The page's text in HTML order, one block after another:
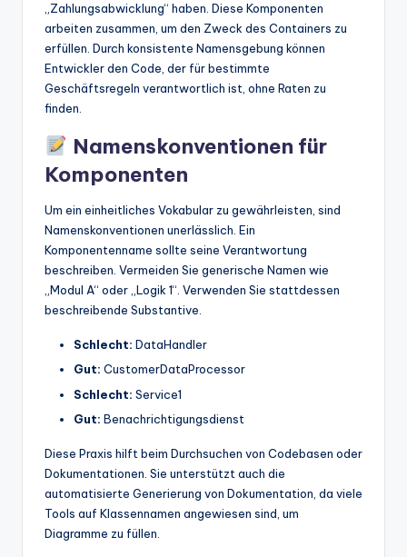
„Zahlungsabwicklung“ haben. Diese Komponenten
arbeiten zusammen, um den Zweck des Containers zu
erfüllen. Durch konsistente Namensgebung können
Entwickler den Code, der für bestimmte
Geschäftsregeln verantwortlich ist, ohne Raten zu
finden.
Namenskonventionen für
Komponenten
Um ein einheitliches Vokabular zu gewährleisten, sind
Namenskonventionen unerlässlich. Ein
Komponentenname sollte seine Verantwortung
beschreiben. Vermeiden Sie generische Namen wie
„Modul A“ oder „Logik 1“. Verwenden Sie stattdessen
beschreibende Substantive.
Schlecht: DataHandler
Gut: CustomerDataProcessor
Schlecht: Service1
Gut: Benachrichtigungsdienst
Diese Praxis hilft beim Durchsuchen von Codebasen oder
Dokumentationen. Sie unterstützt auch die
automatisierte Generierung von Dokumentation, da viele
Tools auf Klassennamen angewiesen sind, um
Diagramme zu füllen.